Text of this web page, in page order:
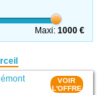
Maxi: 1000 €
VOIR
L'OFFRE